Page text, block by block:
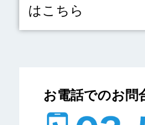
はこちら
お電話でのお問